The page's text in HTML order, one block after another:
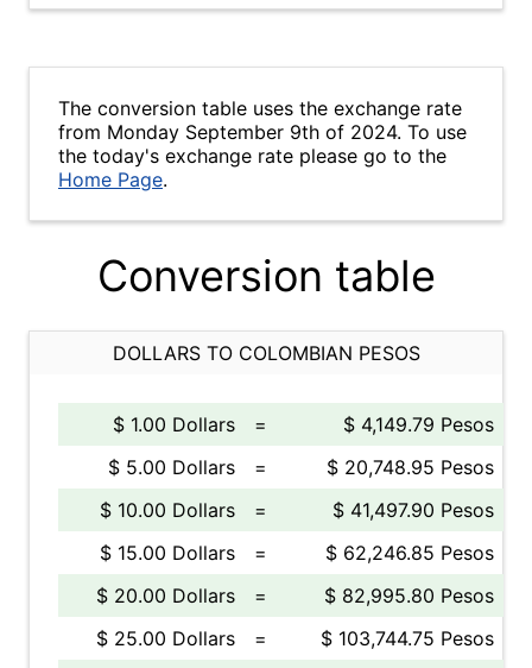
The conversion table uses the exchange rate
from Monday September 9th of 2024. To use
the today's exchange rate please go to the
Home Page.
Conversion table
DOLLARS TO COLOMBIAN PESOS
$ 1.00 Dollars =
$ 4,149.79 Pesos
$ 5.00 Dollars
=
$ 20,748.95 Pesos
$ 10.00 Dollars
=
$ 41,497.90 Pesos
$ 15.00 Dollars
=
$ 62,246.85 Pesos
$ 20.00 Dollars
=
$ 82,995.80 Pesos
$ 25.00 Dollars
=
$ 103,744.75 Pesos